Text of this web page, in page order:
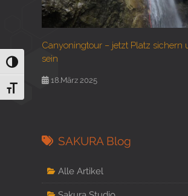
Umschalten auf hohe Kontraste
Schrift vergrößern
Canyoningtour – jetzt Platz sichern
sein
18.März 2025
SAKURA Blog
Alle Artikel